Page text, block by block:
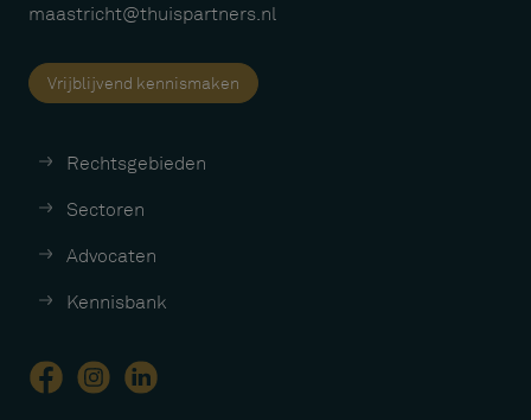
maastricht@thuispartners.nl
Vrijblijvend kennismaken
Rechtsgebieden
Sectoren
Advocaten
Kennisbank